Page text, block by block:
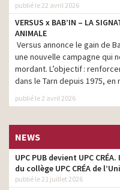
publié le 22 avril 2026
VERSUS x BAB’IN – LA
ANIMALE
Versus annonce le gain de
une nouvelle campagne qui
mordant. L’objectif :
dans le Tarn depuis 1975,
publié le 2 avril 2026
NEWS
UPC PUB devient UPC
du collège UPC CRÉA de
publié le 21 juillet 2026